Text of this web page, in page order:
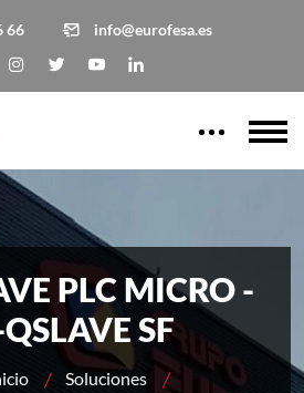
66 info@eurofesa.es
PLC MICRO -
SF
Soluciones